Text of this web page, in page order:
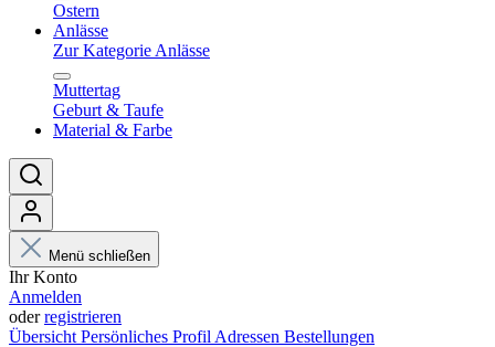
Ostern
Anlässe
Zur Kategorie Anlässe
Muttertag
Geburt & Taufe
Material & Farbe
Menü schließen
Ihr Konto
Anmelden
oderregistrieren
Übersicht Persönliches Profil Adressen Bestellungen